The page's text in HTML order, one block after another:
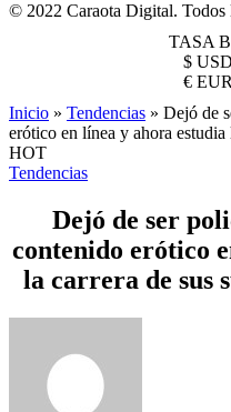
© 2022 Caraota Digital. Todos
TASA
$
€
Inicio » Tendencias » Dejó de
erótico en línea y ahora
HOT
Tendencias
Dejó de ser
contenido erótico
la carrera de sus